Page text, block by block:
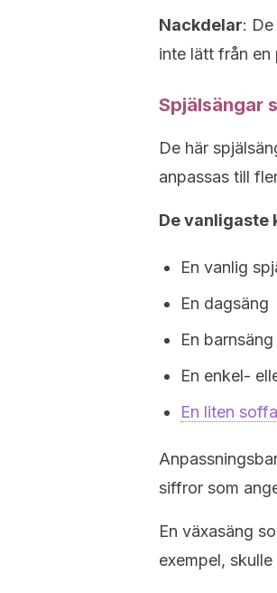
Nackdelar:
inte lätt från en
Spjälsängar
De här
anpassas till
De vanligaste
En vanlig
En dagsäng
En barnsäng
En enkel-
En liten soffa
siffror som
En växasäng
exempel,